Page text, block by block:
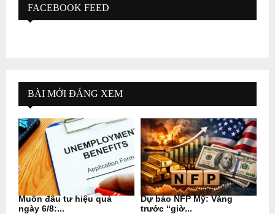
FACEBOOK FEED
BÀI MỚI ĐÁNG XEM
Muốn đầu tư hiệu quả
ngày 6/8:...
Dự báo NFP Mỹ: Vàng
trước “giờ...